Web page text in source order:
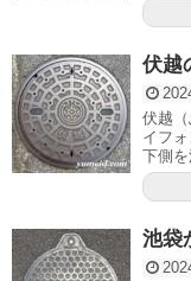
伏越
伏越
イフ
下側
池袋